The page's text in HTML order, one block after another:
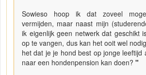
Sowieso hoop ik dat zoveel
vermijden, maar naast mijn
ik eigenlijk geen netwerk dat geschikt
op te vangen, dus kan het ooit wel
het dat je je hond best op jonge leeftijd
naar een hondenpension kan doen? "